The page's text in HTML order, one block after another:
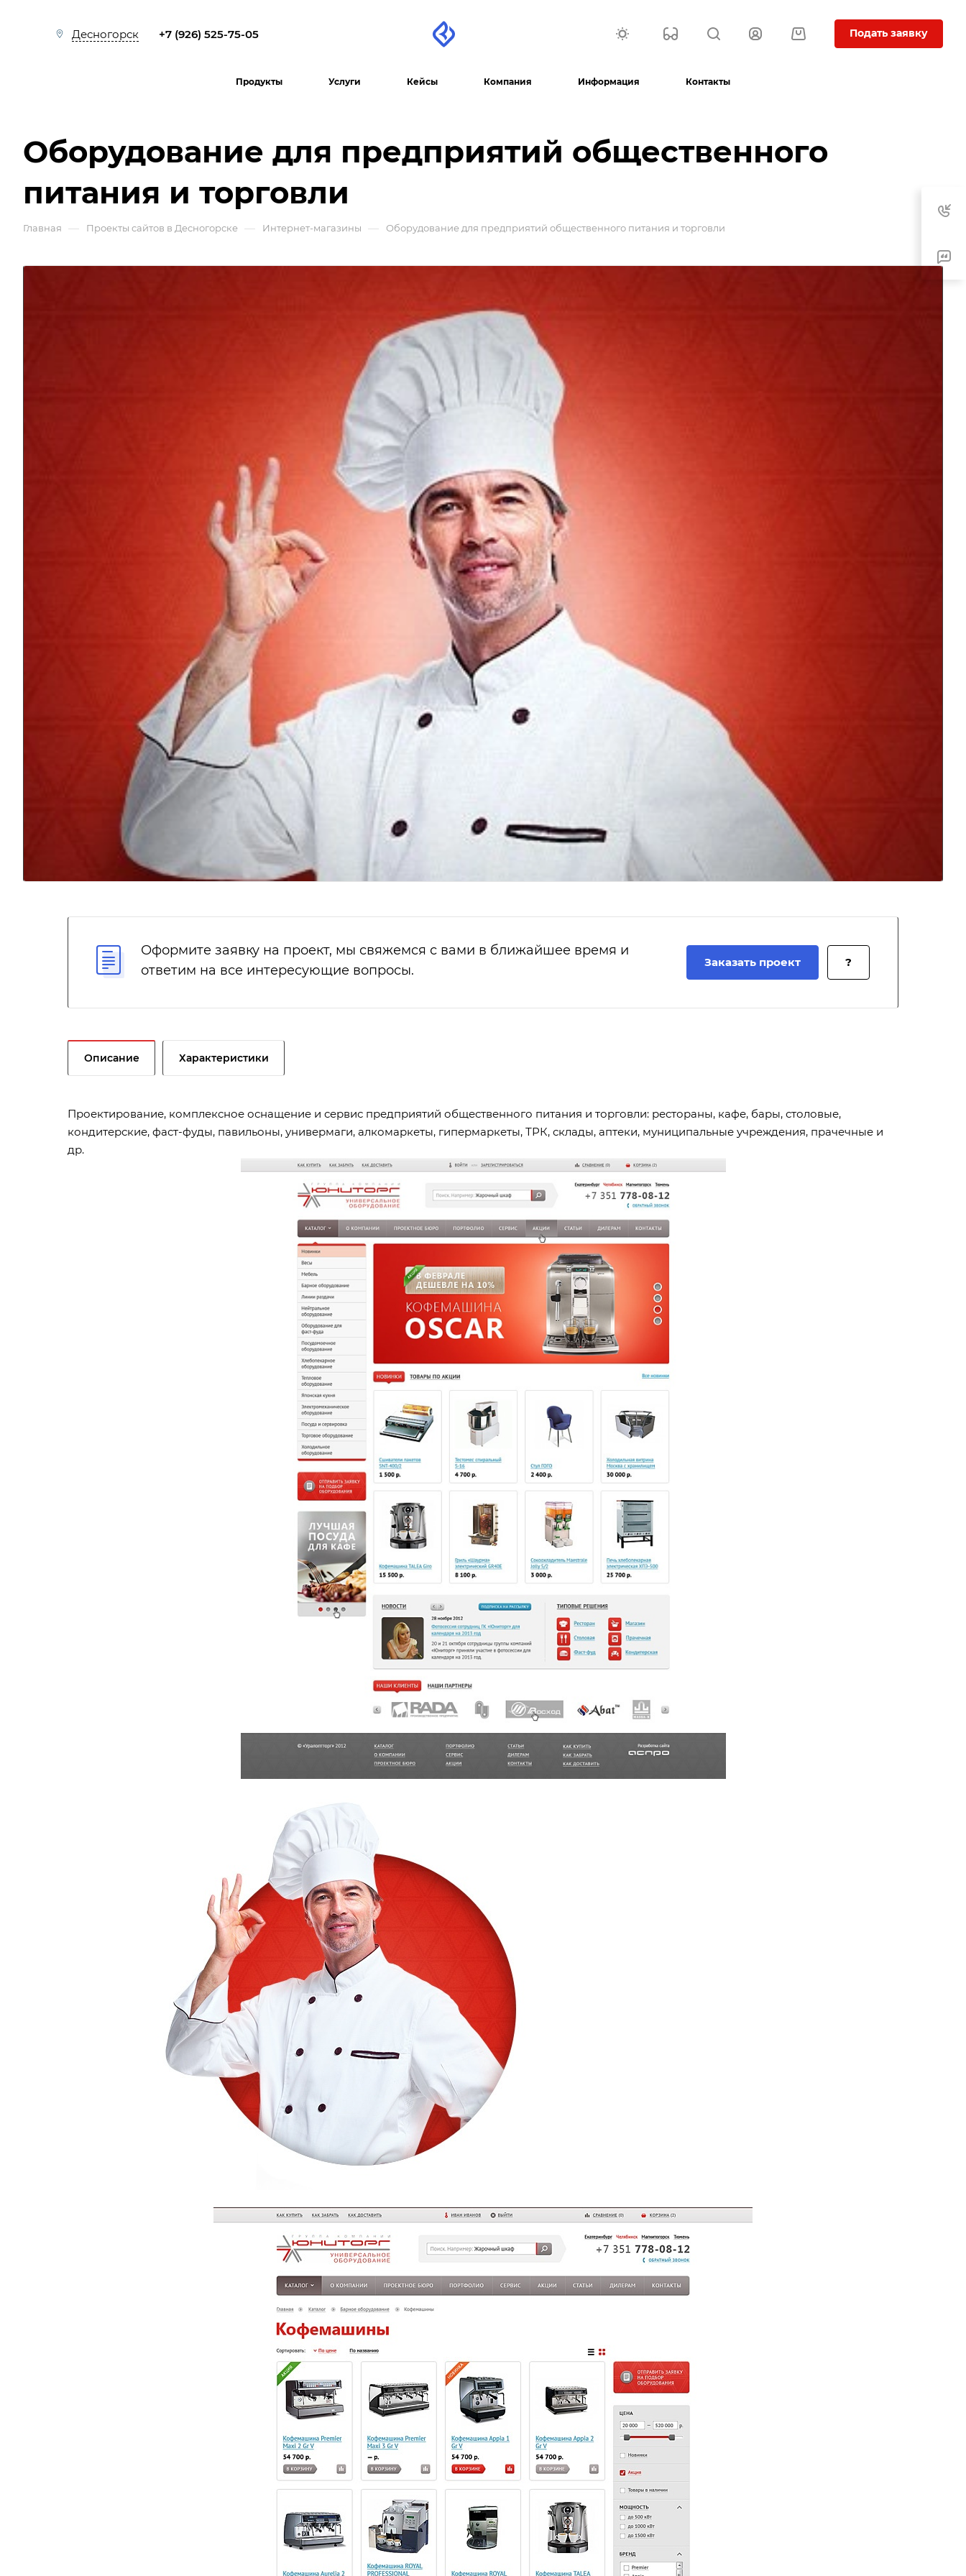
Десногорск +7 (926) 525-75-05 Подать заявку
Продукты Услуги Кейсы Компания Информация Контакты
Оборудование для предприятий общественного
питания и торговли
Главная — Проекты сайтов в Десногорске — Интернет-магазины — Оборудование для предприятий общественного питания и торговли
Оформите заявку на проект, мы свяжемся с вами в ближайшее время и
ответим на все интересующие вопросы.
Заказать проект ?
Описание Характеристики
Проектирование, комплексное оснащение и сервис предприятий общественного питания и торговли: рестораны, кафе, бары, столовые,
кондитерские, фаст-фуды, павильоны, универмаги, алкомаркеты, гипермаркеты, ТРК, склады, аптеки, муниципальные учреждения, прачечные и
др.